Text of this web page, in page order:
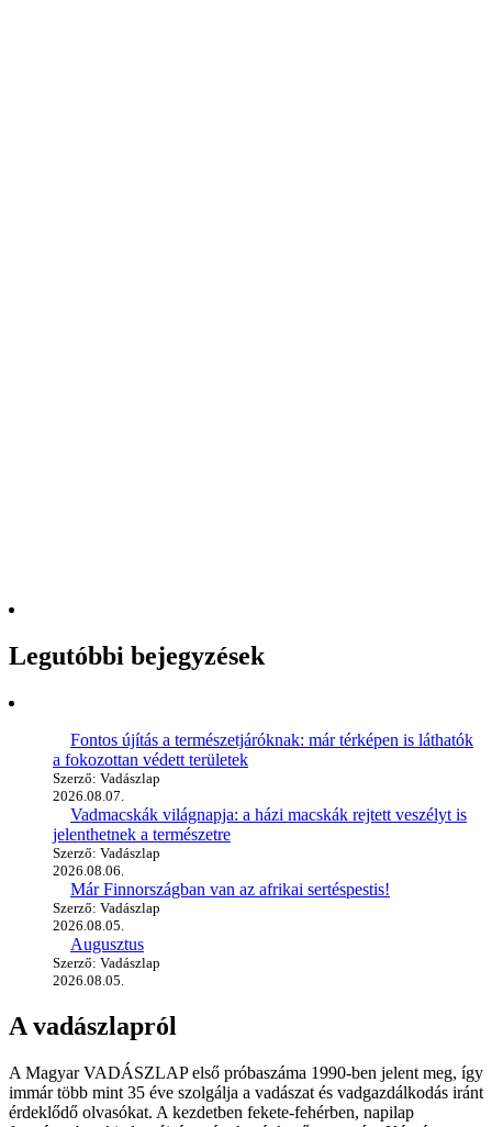
Legutóbbi bejegyzések
Fontos újítás a természetjáróknak: már térképen is láthatók
a fokozottan védett területek
Szerző: Vadászlap
2026.08.07.
Vadmacskák világnapja: a házi macskák rejtett veszélyt is
jelenthetnek a természetre
Szerző: Vadászlap
2026.08.06.
Már Finnországban van az afrikai sertéspestis!
Szerző: Vadászlap
2026.08.05.
Augusztus
Szerző: Vadászlap
2026.08.05.
A vadászlapról
A Magyar VADÁSZLAP első próbaszáma 1990-ben jelent meg, így
immár több mint 35 éve szolgálja a vadászat és vadgazdálkodás iránt
érdeklődő olvasókat. A kezdetben fekete-fehérben, napilap